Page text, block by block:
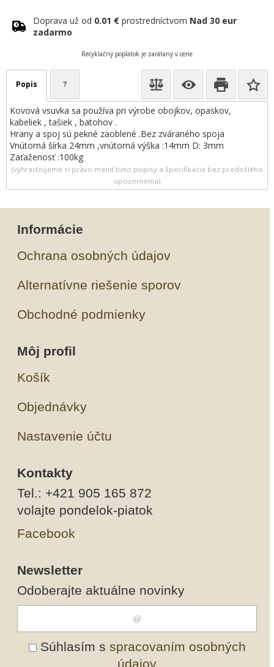
Doprava už od 0.01 € prostredníctvom Nad 30 eur
zadarmo
Recyklačný poplatok je zarátaný v cene
Popis ?
Kovová vsuvka sa používa pri výrobe obojkov, opaskov,
kabeliek , tašiek , batohov .
Hrany a spoj sú pekné zaoblené .Bez zváraného spoja
Vnútorná šírka 24mm ,vnútorná výška :14mm D: 3mm
Zaťaženosť :100kg
(vyhradzujeme si právo meniť tieto popisy a špecifikácie bez predošlého
upozornenia)
Informácie
Ochrana osobných údajov
Alternatívne riešenie sporov
Obchodné podmienky
Môj profil
Košík
Objednávky
Nastavenie účtu
Kontakty
Tel.: +421 905 165 872
volajte pondelok-piatok
Facebook
Newsletter
Odoberajte aktuálne novinky
Súhlasím s spracovaním osobných
údajov